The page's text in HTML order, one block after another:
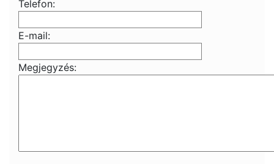
Telefon:
E-mail:
Megjegyzés: